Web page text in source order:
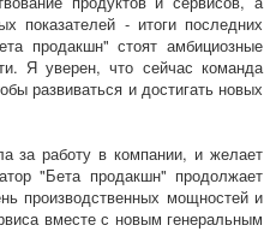
показателей - итоги последних
продакшн" стоят амбициозные
Я уверен, что сейчас команда
развиваться и достигать новых
за работу в компании, и желает
"Бета продакшн" продолжает
производственных мощностей и
вместе с новым генеральным